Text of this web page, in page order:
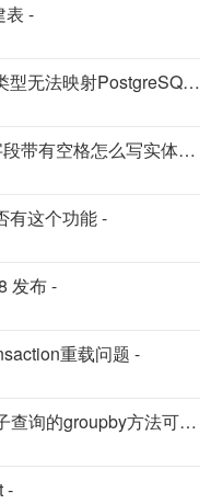
表 -
[SqlSugar] C# TimeSpan类型无法映射PostgreSQL数据库 -
[SqlSugar] sqlsuger表中字段带有空格怎么写实体类? -
有这个功能 -
发布 -
重载问题 -
[SqlSugar] Subqueryable子查询的groupby方法可否添加支持string groupFileds 参数 -
-